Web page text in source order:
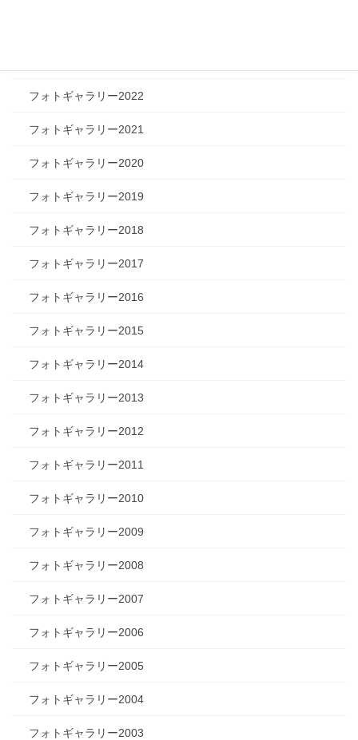
フォトギャラリー2022
フォトギャラリー2021
フォトギャラリー2020
フォトギャラリー2019
フォトギャラリー2018
フォトギャラリー2017
フォトギャラリー2016
フォトギャラリー2015
フォトギャラリー2014
フォトギャラリー2013
フォトギャラリー2012
フォトギャラリー2011
フォトギャラリー2010
フォトギャラリー2009
フォトギャラリー2008
フォトギャラリー2007
フォトギャラリー2006
フォトギャラリー2005
フォトギャラリー2004
フォトギャラリー2003